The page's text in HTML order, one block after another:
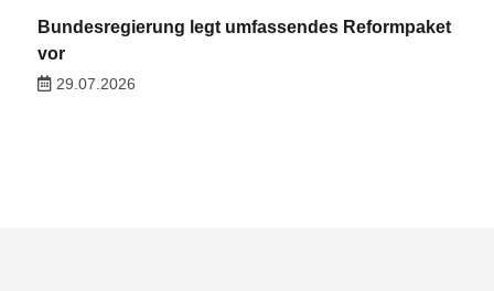
Bundesregierung legt umfassendes Reformpaket
vor
29.07.2026